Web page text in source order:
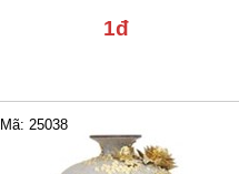
1đ
Mã: 25038